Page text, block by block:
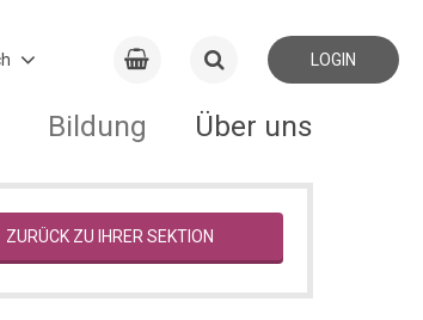
LOGIN
Bildung Über uns
ZURÜCK ZU IHRER SEKTION